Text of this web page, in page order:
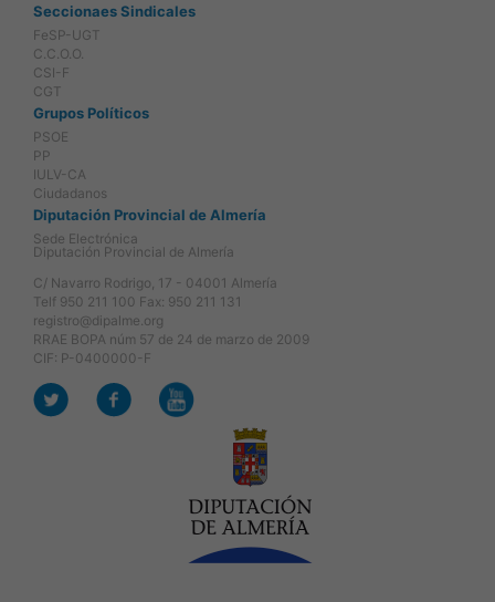
Seccionaes Sindicales
FeSP-UGT
C.C.O.O.
CSI-F
CGT
Grupos Políticos
PSOE
PP
IULV-CA
Ciudadanos
Diputación Provincial de Almería
Sede Electrónica
Diputación Provincial de Almería
C/ Navarro Rodrigo, 17 - 04001 Almería
Telf 950 211 100 Fax: 950 211 131
registro@dipalme.org
RRAE BOPA núm 57 de 24 de marzo de 2009
CIF: P-0400000-F